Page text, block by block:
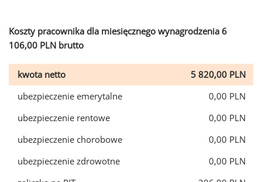
Koszty pracownika dla miesięcznego wynagrodzenia 6
106,00 PLN brutto
kwota netto
5 820,00 PLN
ubezpieczenie emerytalne
0,00 PLN
ubezpieczenie rentowe
0,00 PLN
ubezpieczenie chorobowe
0,00 PLN
ubezpieczenie zdrowotne
0,00 PLN